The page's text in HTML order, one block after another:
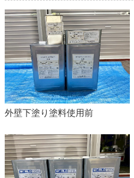
外壁下塗り塗料使用前